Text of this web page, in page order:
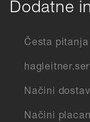
Dodatne
Česta pitanja
Načini
Načini